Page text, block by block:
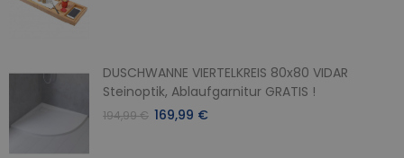
DUSCHWANNE VIERTELKREIS 80x80 VIDAR
Steinoptik, Ablaufgarnitur GRATIS !
194,99 € 169,99 €